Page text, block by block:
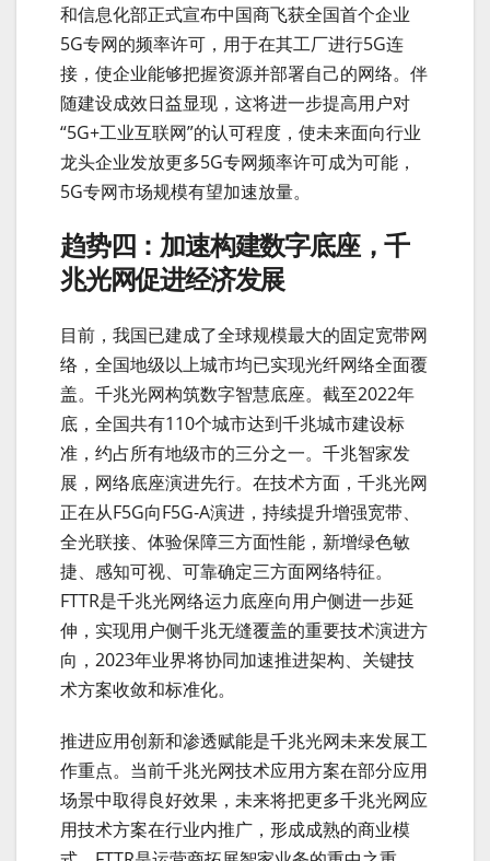
和信息化部正式宣布中国商飞获全国首个企业
5G专网的频率许可，用于在其工厂进行5G连
接，使企业能够把握资源并部署自己的网络。伴
随建设成效日益显现，这将进一步提高用户对
“5G+工业互联网”的认可程度，使未来面向行业
龙头企业发放更多5G专网频率许可成为可能，
5G专网市场规模有望加速放量。
趋势四：加速构建数字底座，千
兆光网促进经济发展
目前，我国已建成了全球规模最大的固定宽带网
络，全国地级以上城市均已实现光纤网络全面覆
盖。千兆光网构筑数字智慧底座。截至2022年
底，全国共有110个城市达到千兆城市建设标
准，约占所有地级市的三分之一。千兆智家发
展，网络底座演进先行。在技术方面，千兆光网
正在从F5G向F5G-A演进，持续提升增强宽带、
全光联接、体验保障三方面性能，新增绿色敏
捷、感知可视、可靠确定三方面网络特征。
FTTR是千兆光网络运力底座向用户侧进一步延
伸，实现用户侧千兆无缝覆盖的重要技术演进方
向，2023年业界将协同加速推进架构、关键技
术方案收敛和标准化。
推进应用创新和渗透赋能是千兆光网未来发展工
作重点。当前千兆光网技术应用方案在部分应用
场景中取得良好效果，未来将把更多千兆光网应
用技术方案在行业内推广，形成成熟的商业模